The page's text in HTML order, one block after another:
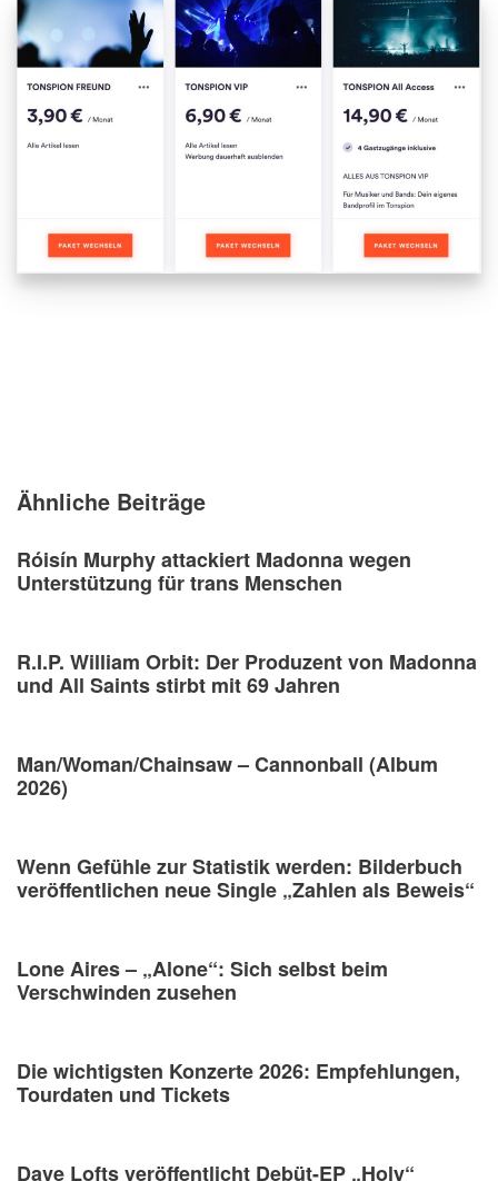
Ähnliche Beiträge
Róisín Murphy attackiert Madonna wegen
Unterstützung für trans Menschen
R.I.P. William Orbit: Der Produzent von Madonna
und All Saints stirbt mit 69 Jahren
Man/Woman/Chainsaw – Cannonball (Album
2026)
Wenn Gefühle zur Statistik werden: Bilderbuch
veröffentlichen neue Single „Zahlen als Beweis“
Lone Aires – „Alone“: Sich selbst beim
Verschwinden zusehen
Die wichtigsten Konzerte 2026: Empfehlungen,
Tourdaten und Tickets
Dave Lofts veröffentlicht Debüt-EP „Holy“